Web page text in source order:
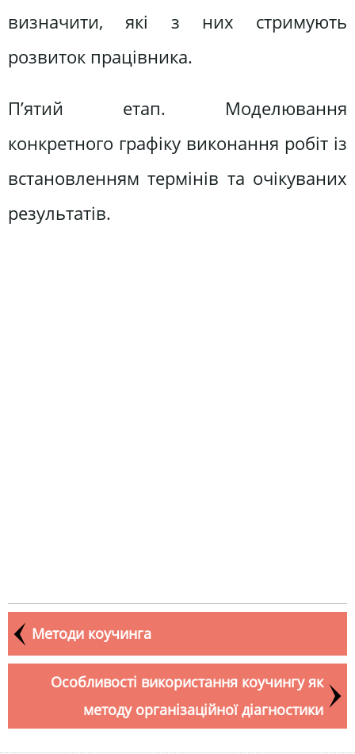
визначити, які з них стримують
розвиток працівника.
П’ятий етап. Моделювання
конкретного графіку виконання робіт із
встановленням термінів та очікуваних
результатів.
Методи коучинга
Особливості використання коучингу як
методу організаційної діагностики